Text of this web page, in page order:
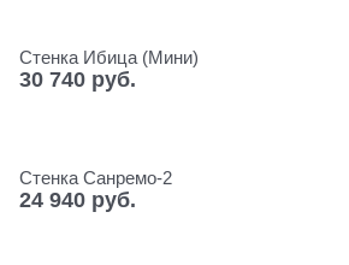
Стенка Ибица (Мини)
30 740 руб.
Стенка Санремо-2
24 940 руб.